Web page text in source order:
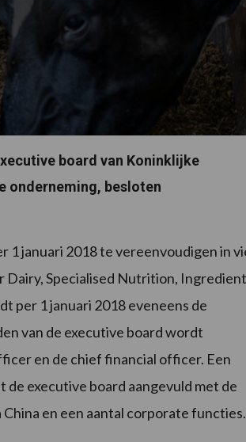
board van Koninklijke
onderneming, besloten
1 januari 2018 te vereenvoudigen in
Dairy, Specialised Nutrition,
per 1 januari 2018 eveneens de
van de executive board wordt
en de chief financial officer. Een
executive board aangevuld met de
en een aantal corporate functies.